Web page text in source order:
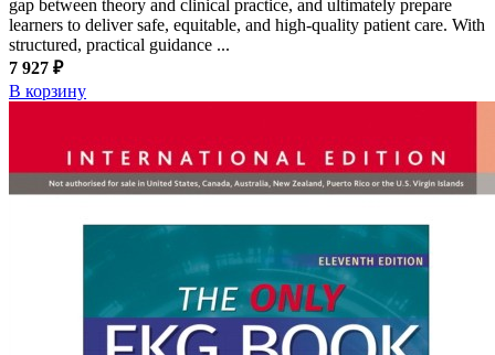
gap between theory and clinical practice, and ultimately prepare
learners to deliver safe, equitable, and high-quality patient care. With
structured, practical guidance ...
7 927 ₽
В корзину